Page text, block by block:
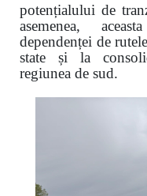
potențialului de
asemenea,
dependenței de
state și la
regiunea de sud.